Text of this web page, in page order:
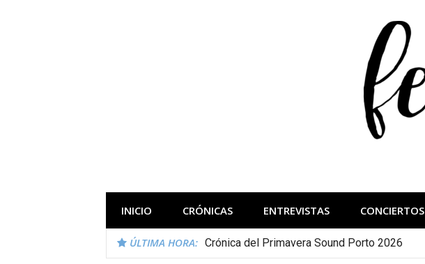
INICIO CRÓNICAS ENTREVISTAS CONCIERTOS
ÚLTIMA HORA: Crónica del Primavera Sound Porto 2026